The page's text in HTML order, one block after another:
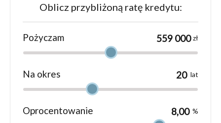
Oblicz przybliżoną ratę kredytu:
Pożyczam zł
Na okres lat
Oprocentowanie %